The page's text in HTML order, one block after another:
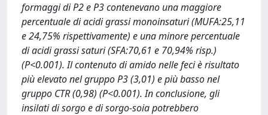
formaggi di P2 e P3 contenevano una maggiore
percentuale di acidi grassi monoinsaturi (MUFA:25,11
e 24,75% rispettivamente) e una minore percentuale
di acidi grassi saturi (SFA:70,61 e 70,94% risp.)
(P<0.001). Il contenuto di amido nelle feci è risultato
più elevato nel gruppo P3 (3,01) e più basso nel
gruppo CTR (0,98) (P<0.001). In conclusione, gli
insilati di sorgo e di sorgo-soia potrebbero